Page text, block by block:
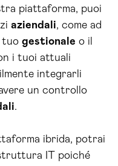
piattaforma, puoi
aziendali, come ad
tuo gestionale o il
i tuoi attuali
integrarli
un controllo
.
ibrida, potrai
IT poiché